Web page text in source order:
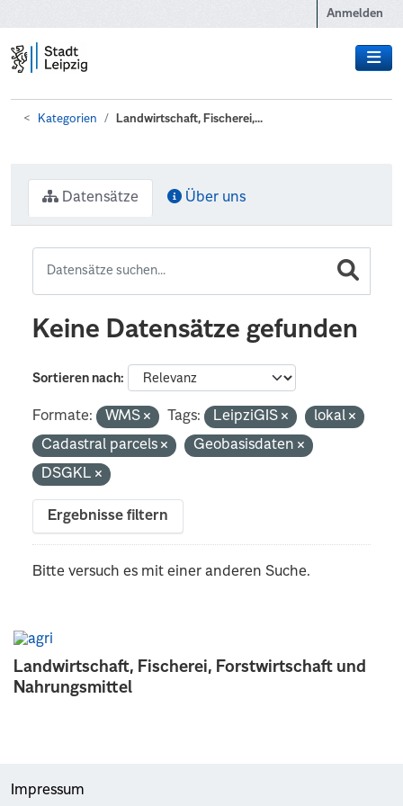
Anmelden
Kategorien Landwirtschaft, Fischerei,...
Landwirtschaft, Fischerei, Forstwirtschaft und
Nahrungsmittel
Datensätze Über uns
Keine Datensätze gefunden
Sortieren nach
Formate: WMS Tags: LeipziGIS
lokal
Cadastral parcels
Geobasisdaten
DSGKL
Ergebnisse filtern
Bitte versuch es mit einer anderen Suche.
Impressum